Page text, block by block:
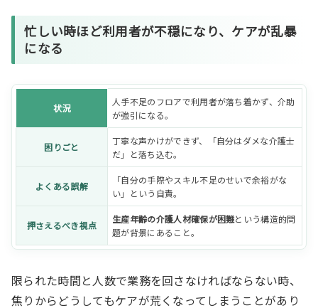
忙しい時ほど利用者が不穏になり、ケアが乱暴
になる
状況
人手不足のフロアで利用者が落ち着かず、介助
が強引になる。
困りごと
丁寧な声かけができず、「自分はダメな介護士
だ」と落ち込む。
よくある誤解
「自分の手際やスキル不足のせいで余裕がな
い」という自責。
押さえるべき視点
生産年齢の介護人材確保が困難という構造的問
題が背景にあること。
限られた時間と人数で業務を回さなければならない時、
焦りからどうしてもケアが荒くなってしまうことがあり